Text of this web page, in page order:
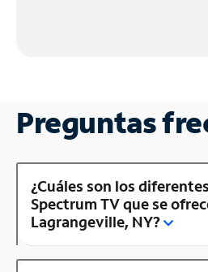
Preguntas
¿Cuáles son los
Spectrum TV que se
Lagrangeville, NY?